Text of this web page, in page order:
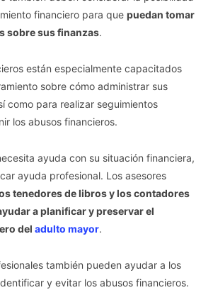
financiero para que puedan tomar
sobre sus finanzas.
están especialmente capacitados
sobre cómo administrar sus
como para realizar seguimientos
los abusos financieros.
ayuda con su situación financiera,
ayuda profesional. Los asesores
tenedores de libros y los contadores
a planificar y preservar el
del adulto mayor.
también pueden ayudar a los
y evitar los abusos financieros.